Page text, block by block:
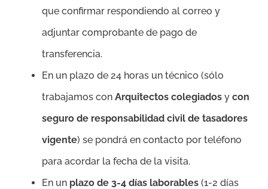
que confirmar respondiendo al correo y
adjuntar comprobante de pago de
transferencia.
En un plazo de 24 horas un técnico (sólo
trabajamos con Arquitectos colegiados y con
seguro de responsabilidad civil de tasadores
vigente) se pondrá en contacto por teléfono
para acordar la fecha de la visita.
En un plazo de 3-4 días laborables (1-2 días